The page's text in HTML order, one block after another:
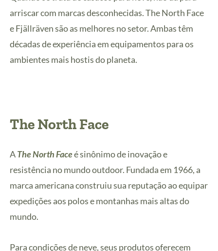
arriscar com marcas desconhecidas. The North Face
e Fjällräven são as melhores no setor. Ambas têm
décadas de experiência em equipamentos para os
ambientes mais hostis do planeta.
The North Face
AThe North Faceé sinônimo de inovação e
resistência no mundo outdoor. Fundada em 1966, a
marca americana construiu sua reputação ao equipar
expedições aos polos e montanhas mais altas do
mundo.
Para condições de neve, seus produtos oferecem